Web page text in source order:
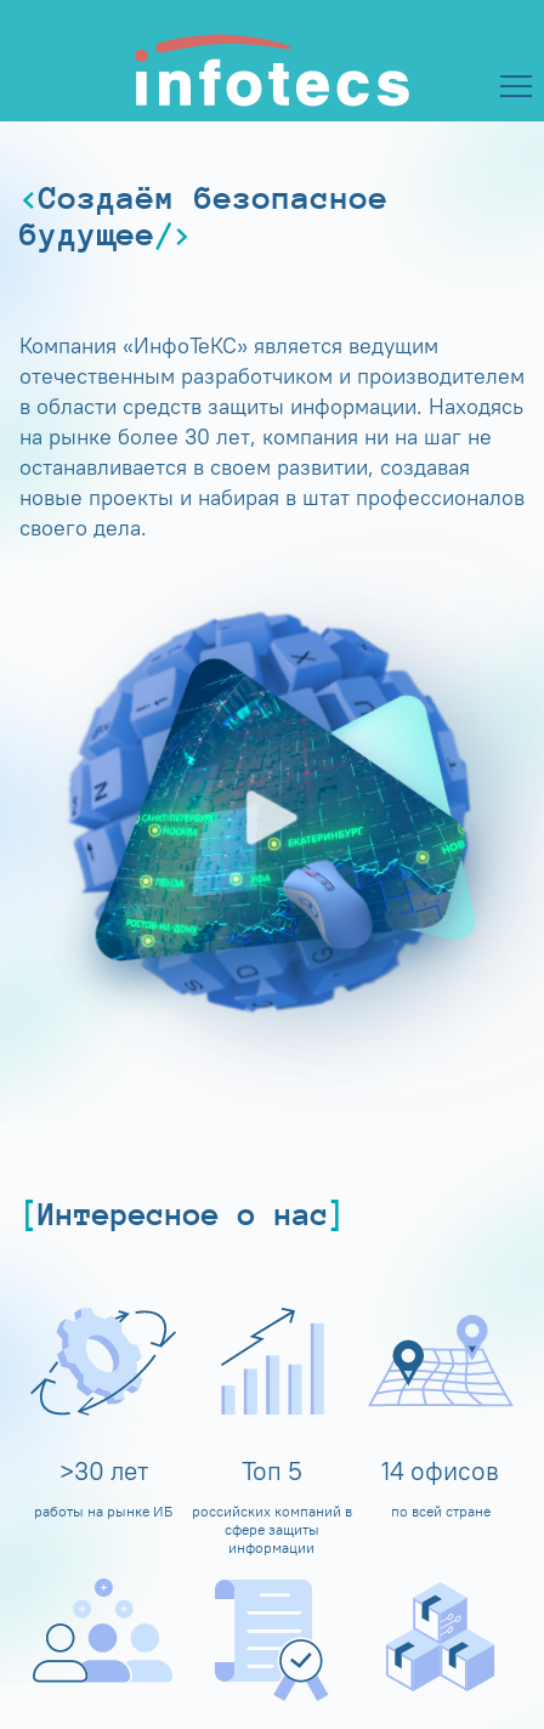
Создаём безопасное
будущее
Компания «ИнфоТеКС» является ведущим
отечественным разработчиком и производителем
в области средств защиты информации. Находясь
на рынке более 30 лет, компания ни на шаг не
останавливается в своем развитии, создавая
новые проекты и набирая в штат профессионалов
своего дела.
Интересное о нас
>30 лет
работы на рынке ИБ
Топ 5
российских компаний в
сфере защиты
информации
14 офисов
по всей стране